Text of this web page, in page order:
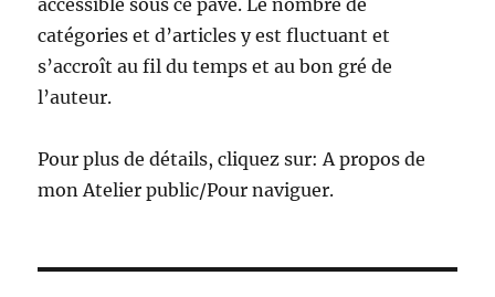
accessible sous ce pavé. Le nombre de
catégories et d’articles y est fluctuant et
s’accroît au fil du temps et au bon gré de
l’auteur.
Pour plus de détails, cliquez sur: A propos de
mon Atelier public/Pour naviguer.